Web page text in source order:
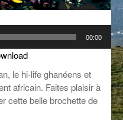
00:00
le hi-life ghanéens et
africain. Faites plaisir à
cette belle brochette de